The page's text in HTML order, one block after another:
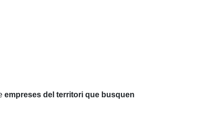
empreses del territori que busquen